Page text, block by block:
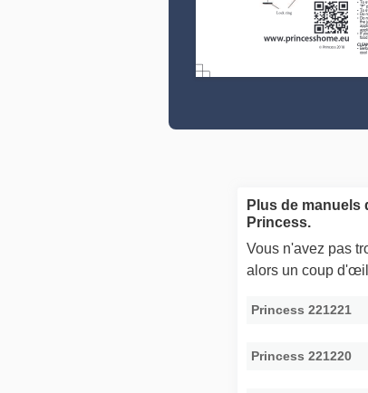
Plus de manuels
Princess.
Vous n'avez pas
alors un coup
Princess 221221
Princess 221220